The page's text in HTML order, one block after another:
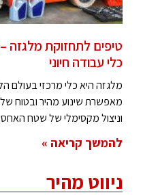
טיפים לתחזוקת
כלי עבודה חיוני
מלגזה היא כלי מרכזי בעולם
מאפשרת שינוע מהיר ובטוח של
וניצול מקסימלי של שטח
להמשך קריאה »
ניווט מהיר